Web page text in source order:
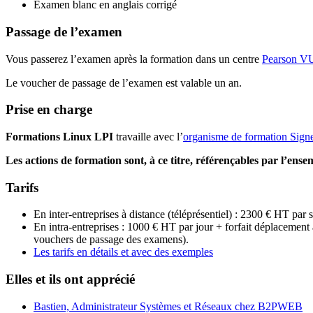
Examen blanc en anglais corrigé
Passage de l’examen
Vous passerez l’examen après la formation dans un centre Pearson
Le voucher de passage de l’examen est valable un an.
Prise en charge
Formations Linux LPI travaille avec l’organisme de formation
Les actions de formation sont, à ce titre, référençables par
Tarifs
En inter-entreprises à distance (téléprésentiel) : 2300 € HT
En intra-entreprises : 1000 € HT par jour + forfait
vouchers de passage des examens).
Les tarifs en détails et avec des exemples
Elles et ils ont apprécié
Bastien, Administrateur Systèmes et Réseaux chez B2PWEB